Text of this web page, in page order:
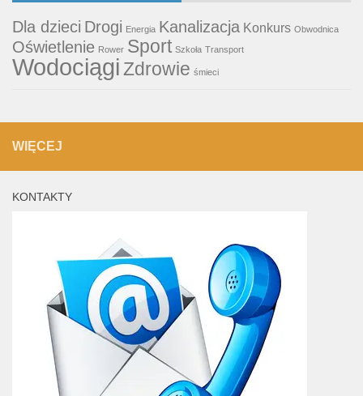
Dla dzieci Drogi Energia Kanalizacja Konkurs Obwodnica
Oświetlenie Rower Sport Szkoła Transport
WodociągiZdrowie śmieci
WIĘCEJ
KONTAKTY